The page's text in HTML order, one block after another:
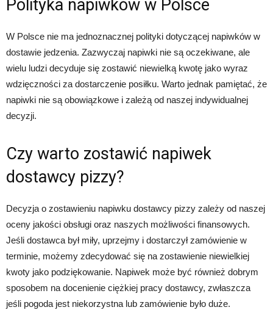
Polityka napiwków w Polsce
W Polsce nie ma jednoznacznej polityki dotyczącej napiwków w
dostawie jedzenia. Zazwyczaj napiwki nie są oczekiwane, ale
wielu ludzi decyduje się zostawić niewielką kwotę jako wyraz
wdzięczności za dostarczenie posiłku. Warto jednak pamiętać, że
napiwki nie są obowiązkowe i zależą od naszej indywidualnej
decyzji.
Czy warto zostawić napiwek
dostawcy pizzy?
Decyzja o zostawieniu napiwku dostawcy pizzy zależy od naszej
oceny jakości obsługi oraz naszych możliwości finansowych.
Jeśli dostawca był miły, uprzejmy i dostarczył zamówienie w
terminie, możemy zdecydować się na zostawienie niewielkiej
kwoty jako podziękowanie. Napiwek może być również dobrym
sposobem na docenienie ciężkiej pracy dostawcy, zwłaszcza
jeśli pogoda jest niekorzystna lub zamówienie było duże.